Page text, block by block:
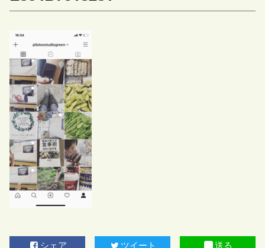
シェア ツイート
送る